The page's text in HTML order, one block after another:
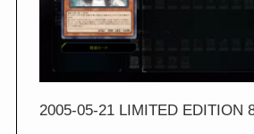
2005-05-21 LIMITED EDITION